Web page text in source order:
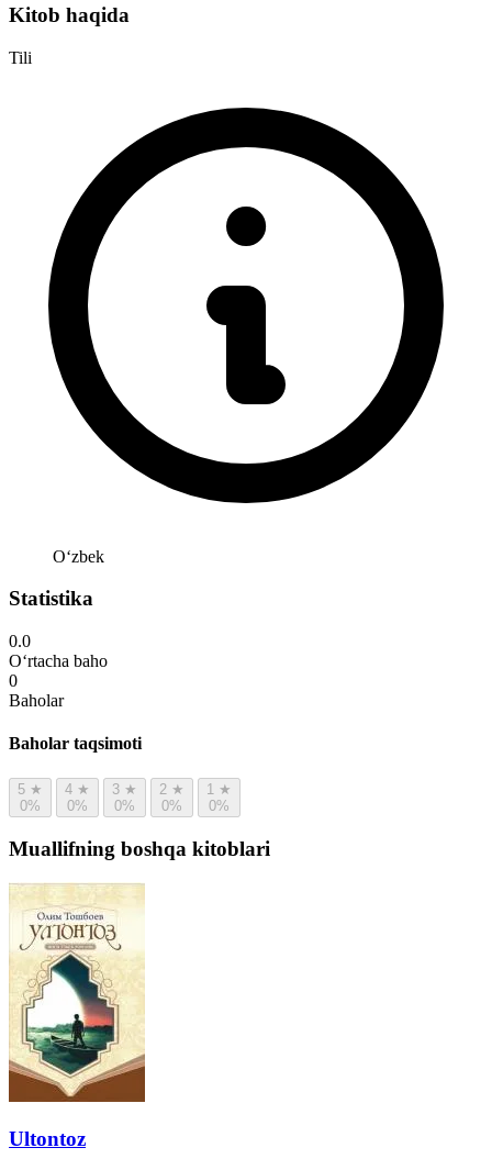
Kitob haqida
Tili
Oʻzbek
Statistika
0.0
O‘rtacha baho
0
Baholar
Baholar taqsimoti
5 ★
0%
4 ★
0%
3 ★
0%
2 ★
0%
1 ★
0%
Muallifning boshqa kitoblari
Ultontoz